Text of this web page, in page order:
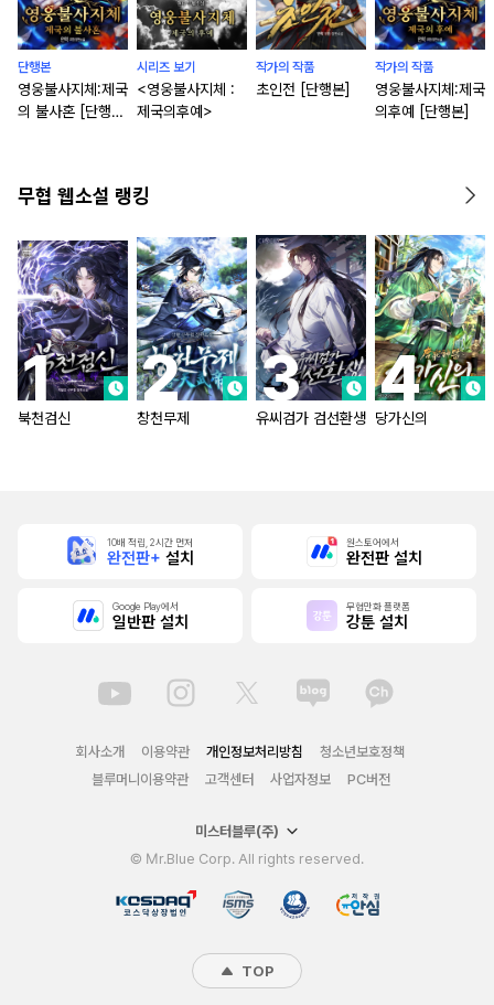
단행본
영웅불사지체:제국
의 불사혼 [단행
시리즈 보기
<영웅불사지체 :
제국의후예>
작가의 작품
초인전 [단행본]
작가의 작품
영웅불사지체:제국
의후예 [단행본]
무협 웹소설 랭킹
북천검신 창천무제 유씨검가 검선환생 당가신의
10배 적립, 2시간 먼저
완전판+ 설치
원스토어에서
완전판 설치
Google Play에서
일반판 설치
무협만화 플랫폼
강툰 설치
회사소개 이용약관 개인정보처리방침
청소년보호정책
블루머니이용약관
고객센터 사업자정보 PC버전
미스터블루(주)
© Mr.Blue Corp. All rights reserved.
TOP